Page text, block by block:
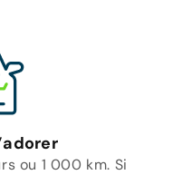
ou 1 000 km. Si